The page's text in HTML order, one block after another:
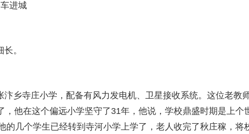
进城
。
乡寺庄小学，配备有风力发电机、卫星接收系统。这位老教
，他在这个偏远小学坚守了31年，他说，学校鼎盛时期是上个
的几个学生已经转到寺河小学上学了，老人收完了秋庄稼，将